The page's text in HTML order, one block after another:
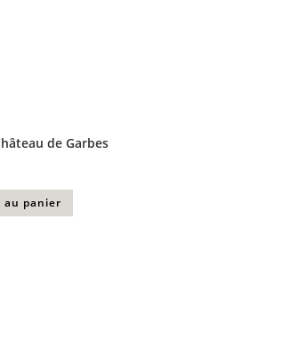
de Garbes
au panier